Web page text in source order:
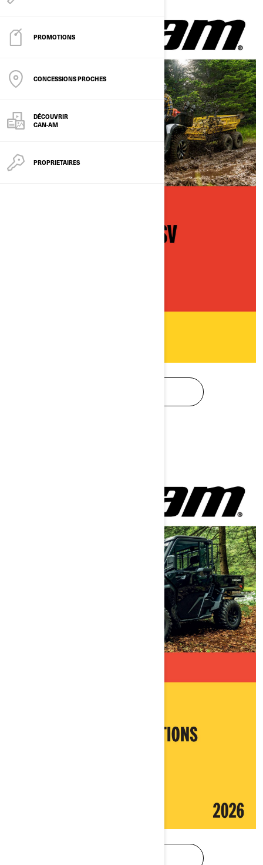
PROMOTIONS
CONCESSIONS PROCHES
DÉCOUVRIR
CAN-AM
PROPRIETAIRES